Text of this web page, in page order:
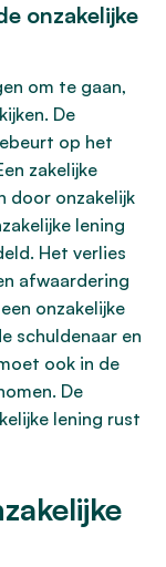
onzakelijke
om te gaan,
De
op het
zakelijke
door onzakelijk
lening
Het verlies
afwaardering
onzakelijke
schuldenaar en
ook in de
De
lening rust